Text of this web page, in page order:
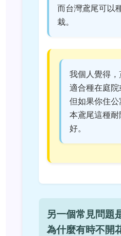
而台灣鳶尾可以
栽。
我個人覺得
適合種在庭院
但如果你住公
本鳶尾這種
好。
另一個常見問題
為什麼有時不開